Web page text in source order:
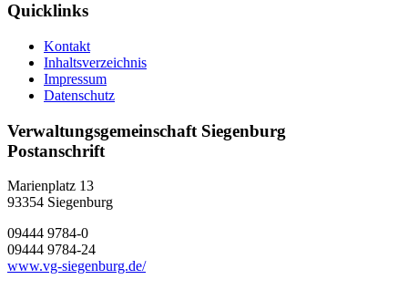
Quicklinks
Kontakt
Inhaltsverzeichnis
Impressum
Datenschutz
Verwaltungsgemeinschaft Siegenburg
Postanschrift
Marienplatz 13
93354 Siegenburg
09444 9784-0
09444 9784-24
www.vg-siegenburg.de/